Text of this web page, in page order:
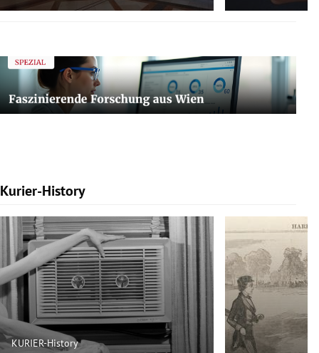
Kurier-History
Slide 1 von 7
KURIER-History